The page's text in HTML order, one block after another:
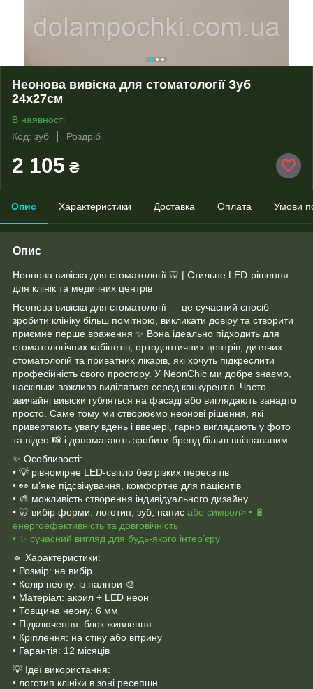
Неонова вивіска для стоматології Зуб
24х27см
В наявності
Код: зуб
Роздріб
2 105 ₴
Опис Характеристики Доставка Оплата Умови
Опис
Неонова вивіска для стоматології 🦷 | Стильне LED-рішення
для клінік та медичних центрів
Неонова вивіска для стоматології — це сучасний спосіб
зробити клініку більш помітною, викликати довіру та створити
приємне перше враження ✨ Вона ідеально підходить для
стоматологічних кабінетів, ортодонтичних центрів, дитячих
стоматологій та приватних лікарів, які хочуть підкреслити
професійність свого простору. У NeonChic ми добре знаємо,
наскільки важливо виділятися серед конкурентів. Часто
звичайні вивіски губляться на фасаді або виглядають занадто
просто. Саме тому ми створюємо неонові рішення, які
привертають увагу вдень і ввечері, гарно виглядають у фото
та відео 📸 і допомагають зробити бренд більш впізнаваним.
✨ Особливості:
• 💡 рівномірне LED-світло без різких пересвітів
• 👀 м’яке підсвічування, комфортне для пацієнтів
• 🎨 можливість створення індивідуального дизайну
• 🦷 вибір форми: логотип, зуб, напис або символ> • 🔋
енергоефективність та довговічність
• ✨ сучасний вигляд для будь-якого інтер’єру
🔹 Характеристики:
• Розмір: на вибір
• Колір неону: із палітри 🎨
• Матеріал: акрил + LED неон
• Товщина неону: 6 мм
• Підключення: блок живлення
• Кріплення: на стіну або вітрину
• Гарантія: 12 місяців
💡 Ідеї використання:
• логотип клініки в зоні ресепшн